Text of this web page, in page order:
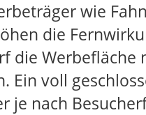
wie
die
die Werbefläche
Ein voll
je nach